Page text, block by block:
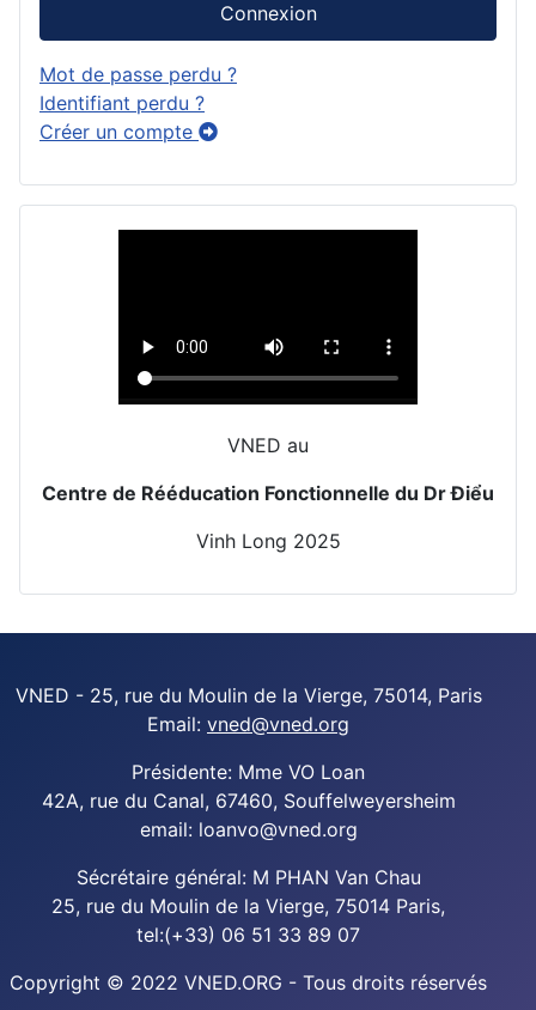
Connexion
Mot de passe perdu ?
Identifiant perdu ?
Créer un compte
VNED au
Centre de Rééducation Fonctionnelle du Dr Điểu
Vinh Long 2025
VNED - 25, rue du Moulin de la Vierge, 75014, Paris
Email: vned@vned.org
Présidente: Mme VO Loan
42A, rue du Canal, 67460, Souffelweyersheim
email: loanvo@vned.org
Sécrétaire général: M PHAN Van Chau
25, rue du Moulin de la Vierge, 75014 Paris,
tel:(+33) 06 51 33 89 07
Copyright © 2022 VNED.ORG - Tous droits réservés